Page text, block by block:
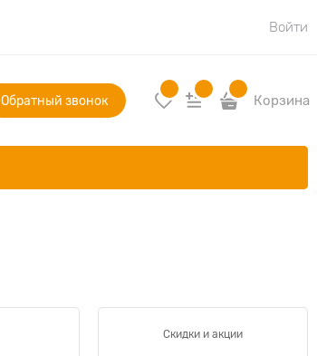
Войти
Обратный звонок Корзина
Скидки и акции